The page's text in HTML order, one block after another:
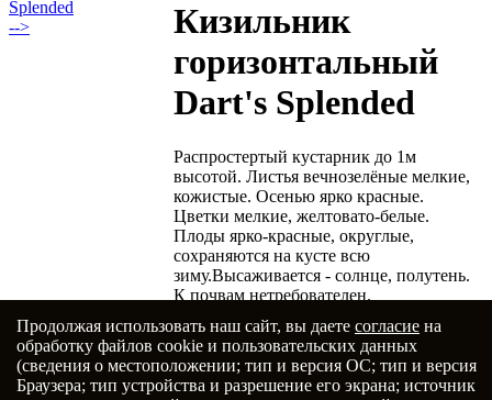
-->
Кизильник
горизонтальный
Dart's Splended
Распростертый кустарник до 1м
высотой. Листья вечнозелёные мелкие,
кожистые. Осенью ярко красные.
Цветки мелкие, желтовато-белые.
Плоды ярко-красные, округлые,
сохраняются на кусте всю
зиму.Высаживается - солнце, полутень.
К почвам нетребователен.
Добавить в избранное
Главная
Продолжая использовать наш сайт, вы даете согласие на
обработку файлов cookie и пользовательских данных
(сведения о местоположении; тип и версия ОС; тип и версия
Браузера; тип устройства и разрешение его экрана; источник